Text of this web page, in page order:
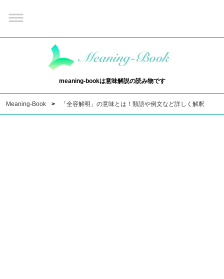
meaning-bookは意味解説の読み物です
Meaning-Book 「全容解明」の意味とは！類語や例文など詳しく解釈